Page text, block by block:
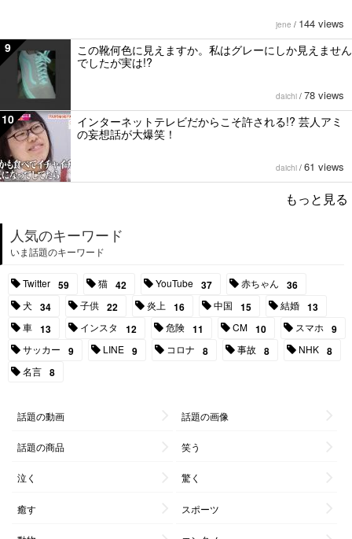
jene / 144 views
9
この靴何色に見えますか。私はグレーにしか見えません
でしたが実は!?
daichi / 78 views
10
インターネットテレビだからこそ許される!? 芸人アミ
の妄想話が大爆笑！
daichi / 61 views
もっと見る
人気のキーワード
いま話題のキーワード
Twitter 59 猫 42 YouTube 37 赤ちゃん 36
犬 34 子供 22 炎上 16 中国 15 結婚 13
車 13 インスタ 12 危険 11 CM 10 スマホ 9
サッカー 9 LINE 9 コロナ 8 事故 8 NHK 8
名言 8
話題の動画 話題の画像
話題の商品 笑う
泣く 驚く
癒す スポーツ